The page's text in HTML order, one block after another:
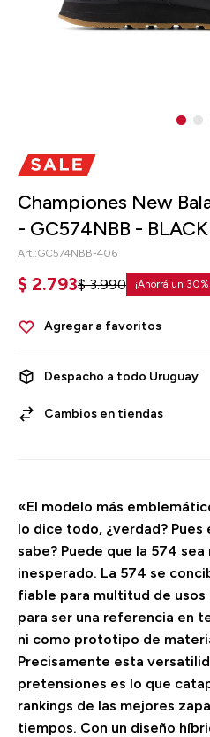
Championes New
- GC574NBB - BLACK
GC574NBB-406
$ 2.793$ 3.990 30
Despacho a todo Uruguay
Cambios en tiendas
«El modelo más
lo dice todo, ¿verdad? Pues
sabe? Puede que la 574
inesperado. La 574 se
fiable para multitud de
para ser una referencia en
ni como prototipo de
Precisamente esta
pretensiones es lo que
rankings de las mejores
tiempos. Con un diseño